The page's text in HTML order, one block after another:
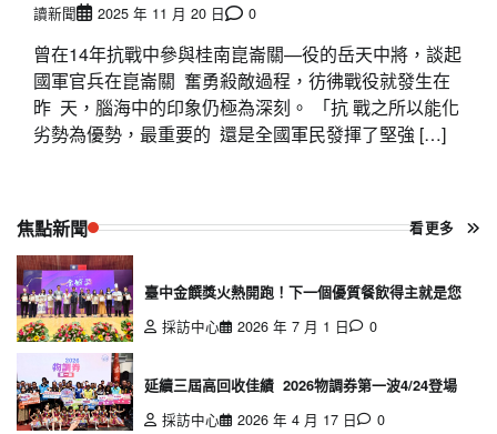
讀新聞 2025 年 11 月 20 日 0
曾在14年抗戰中參與桂南崑崙關—役的岳天中將，談起
國軍官兵在崑崙關 奮勇殺敵過程，彷彿戰役就發生在
昨 天，腦海中的印象仍極為深刻。 「抗 戰之所以能化
劣勢為優勢，最重要的 還是全國軍民發揮了堅強 […]
焦點新聞 看更多
臺中金饌獎火熱開跑！下一個優質餐飲得主就是您
採訪中心
2026 年 7 月 1 日 0
延續三屆高回收佳績 2026物調券第一波4/24登場
採訪中心
2026 年 4 月 17 日 0